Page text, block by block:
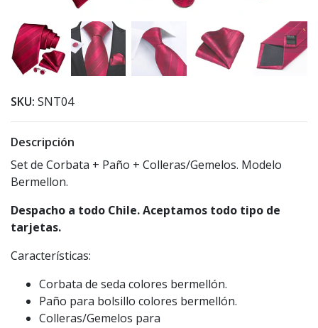
SKU: SNT04
Descripción
Set de Corbata + Paño + Colleras/Gemelos. Modelo
Bermellon.
Despacho a todo Chile. Aceptamos todo tipo de
tarjetas.
Características:
Corbata de seda colores bermellón.
Paño para bolsillo colores bermellón.
Colleras/Gemelos para